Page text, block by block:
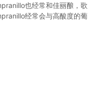
也经常和佳丽酿，歌
经常会与高酸度的葡